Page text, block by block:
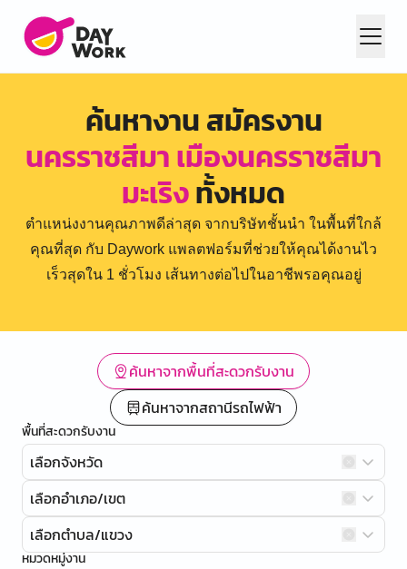
ค้นหางาน สมัครงาน
นครราชสีมา เมืองนครราชสีมา
มะเริงทั้งหมด
ตำแหน่งงานคุณภาพดีล่าสุด จากบริษัทชั้นนำ ในพื้นที่ใกล้
คุณที่สุด กับ Daywork แพลตฟอร์มที่ช่วยให้คุณได้งานไว
เร็วสุดใน 1 ชั่วโมง เส้นทางต่อไปในอาชีพรอคุณอยู่
ค้นหาจากพื้นที่สะดวกรับงาน
ค้นหาจากสถานีรถไฟฟ้า
พื้นที่สะดวกรับงาน
เลือกจังหวัด
เลือกอำเภอ/เขต
เลือกตำบล/แขวง
หมวดหมู่งาน